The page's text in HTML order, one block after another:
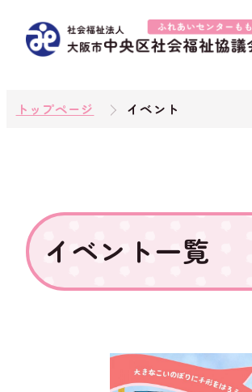
トップページ イベント
イベント一覧